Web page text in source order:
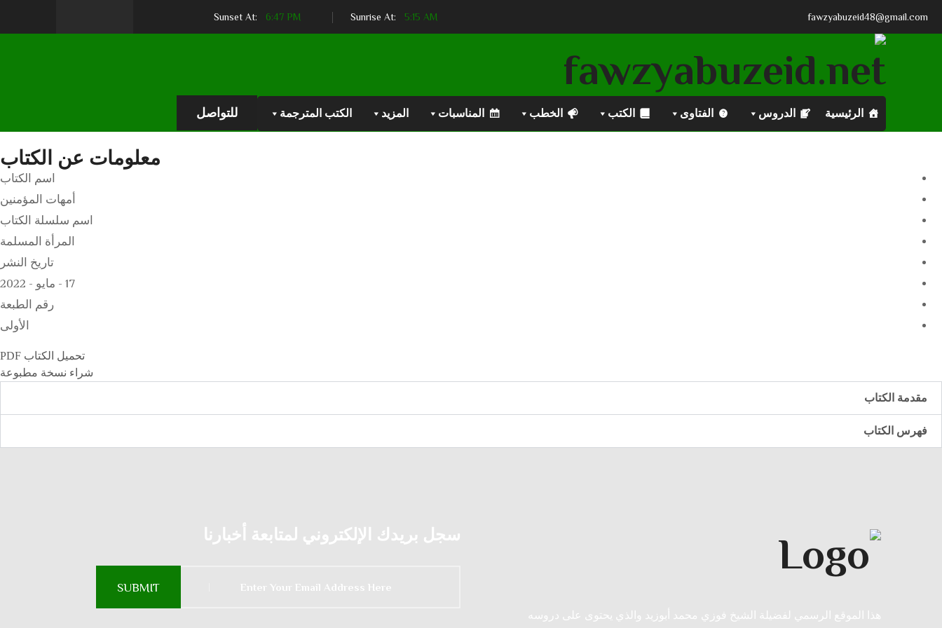
fawzyabuzeid48@gmail.com
5:15 AM
6:47 PM
الرئيسية الدروس الفتاوى الكتب الخطب المناسبات المزيد الكتب المترجمة للتواصل
معلومات عن الكتاب
اسم الكتاب
أمهات المؤمنين
اسم سلسلة الكتاب
المرأة المسلمة
تاريخ النشر
17 - مايو - 2022
رقم الطبعة
الأولى
تحميل الكتاب PDF
شراء نسخة مطبوعة
مقدمة الكتاب
فهرس الكتاب
هذا الموقع الرسمي لفضيلة الشيخ فوزي محمد أبوزيد والذي يحتوى على دروسه
سجل بريدك الإلكتروني لمتابعة أخبارنا